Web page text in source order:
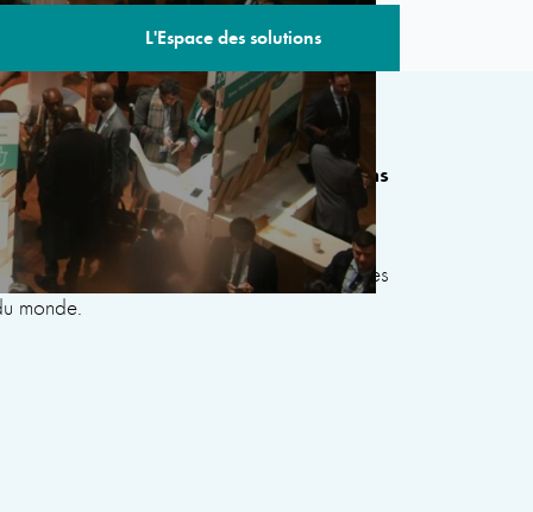
L'Espace des solutions
édition comprend plus de 80 sessions
gouvernements, d’organisations
du secteur privé, de la philanthropie et
but de développer des solutions communes
monde.